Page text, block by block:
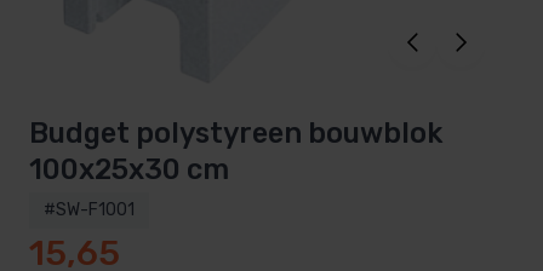
Budget polystyreen bouwblok
100x25x30 cm
#SW-F1001
15,65